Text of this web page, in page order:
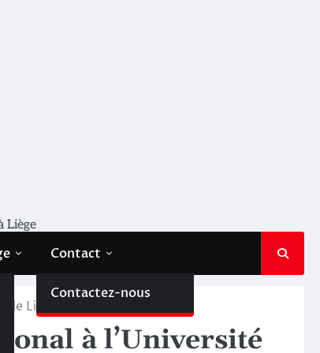
Liège
Contact
Contactez-nous
Liège
à l’Université